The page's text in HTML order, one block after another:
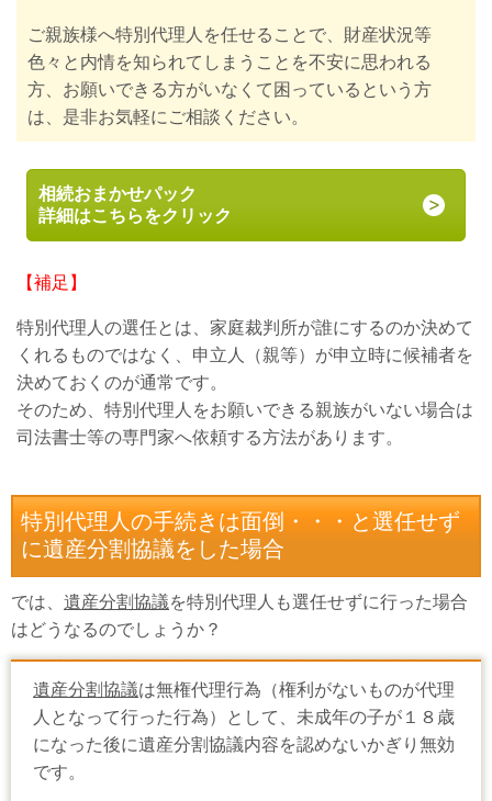
ご親族様へ特別代理人を任せることで、財産状況等
色々と内情を知られてしまうことを不安に思われる
方、お願いできる方がいなくて困っているという方
は、是非お気軽にご相談ください。
相続おまかせパック
詳細はこちらをクリック
【補足】
特別代理人の選任とは、家庭裁判所が誰にするのか決めて
くれるものではなく、申立人（親等）が申立時に候補者を
決めておくのが通常です。
そのため、特別代理人をお願いできる親族がいない場合は
司法書士等の専門家へ依頼する方法があります。
特別代理人の手続きは面倒・・・と選任せず
に遺産分割協議をした場合
では、 遺産分割協議を特別代理人も選任せずに行った場合
はどうなるのでしょうか？
遺産分割協議は無権代理行為（権利がないものが代理
人となって行った行為）として、未成年の子が１８歳
になった後に遺産分割協議内容を認めないかぎり無効
です。